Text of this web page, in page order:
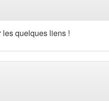
les quelques liens !